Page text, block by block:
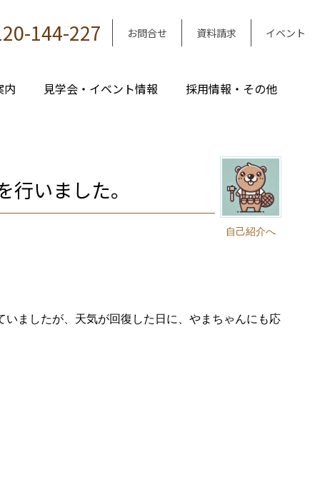
144-227 お問合せ 資料請求 イベント
内 見学会・イベント情報 採用情報・その他
自己紹介へ
いました。
ましたが、天気が回復した日に、やまちゃんにも応